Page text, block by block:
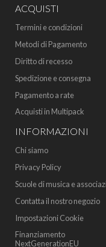
ACQUISTI
Termini e condizioni
Metodi di Pagamento
Diritto di recesso
Spedizione e consegna
Pagamento a rate
Acquisti in Multipack
INFORMAZIONI
Chi siamo
Privacy Policy
Scuole di musica e
Contatta il nostro negozio
Impostazioni Cookie
Finanziamento
NextGenerationEU